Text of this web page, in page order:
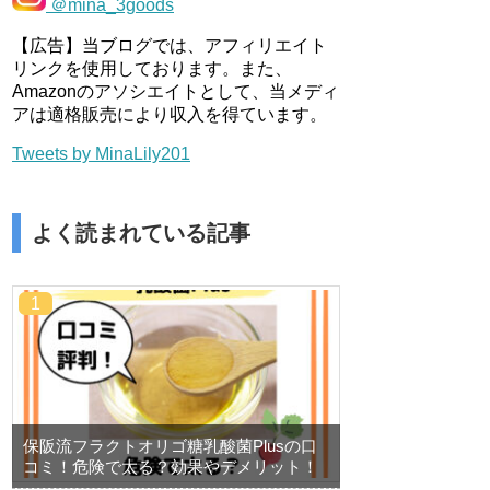
＠mina_3goods
【広告】当ブログでは、アフィリエイト
リンクを使用しております。また、
Amazonのアソシエイトとして、当メディ
アは適格販売により収入を得ています。
Tweets by MinaLily201
よく読まれている記事
保阪流フラクトオリゴ糖乳酸菌Plusの口
コミ！危険で太る？効果やデメリット！